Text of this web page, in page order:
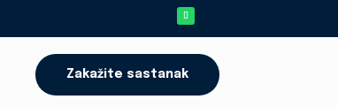
Zakažite sastanak